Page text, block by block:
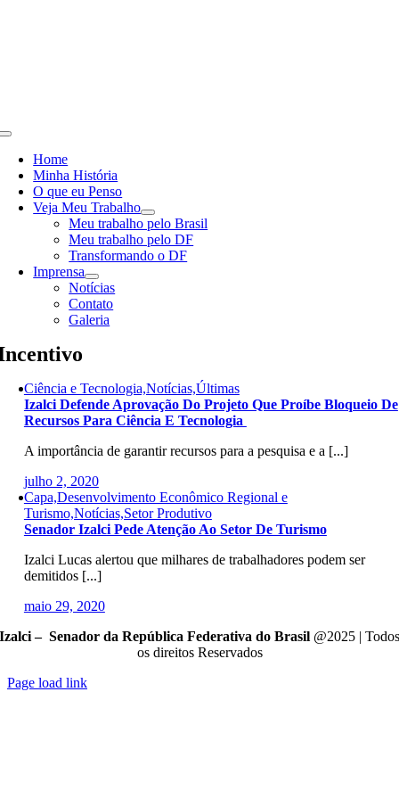
Toggle
NavigationHome
Minha História
O que eu Penso
Veja Meu Trabalho
Meu trabalho pelo Brasil
Meu trabalho pelo DF
Transformando o DF
Imprensa
Notícias
Contato
Galeria
Ciência e Tecnologia,Notícias,Últimas
Izalci Defende Aprovação Do Projeto Que Proíbe Bloqueio De
Recursos Para Ciência E Tecnologia
A importância de garantir recursos para a pesquisa e a [...]
julho 2, 2020
Capa,Desenvolvimento Econômico Regional e
Turismo,Notícias,Setor Produtivo
Senador Izalci Pede Atenção Ao Setor De Turismo
Izalci Lucas alertou que milhares de trabalhadores podem ser
demitidos [...]
maio 29, 2020
Izalci – Senador da República Federativa do Brasil @2025 | Todos
os direitos Reservados
Page load link